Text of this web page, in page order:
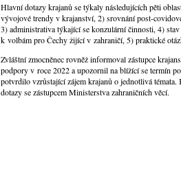
Hlavní dotazy krajanů se týkaly následujících pěti
vývojové trendy v krajanství, 2) srovnání post-
3) administrativa týkající se konzulární činnosti, 4)
k volbám pro Čechy žijící v zahraničí, 5) praktické
Zvláštní zmocněnec rovněž informoval zástupce
podpory v roce 2022 a upozornil na blížící se termín
potvrdilo vzrůstající zájem krajanů o jednotlivá
dotazy se zástupcem Ministerstva zahraničních věcí.